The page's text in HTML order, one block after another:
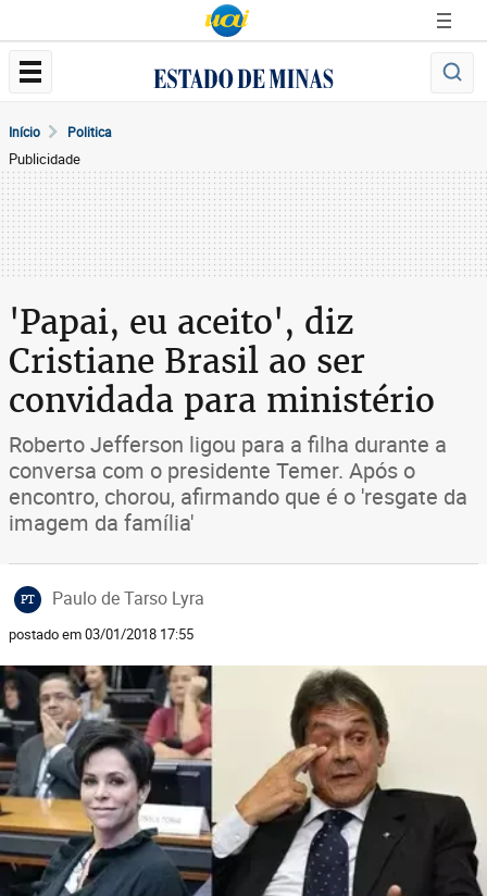
Início Politica
Publicidade
'Papai, eu aceito', diz
Cristiane Brasil ao ser
convidada para ministério
Roberto Jefferson ligou para a filha durante a
conversa com o presidente Temer. Após o
encontro, chorou, afirmando que é o 'resgate da
imagem da família'
PT Paulo de Tarso Lyra
postado em 03/01/2018 17:55